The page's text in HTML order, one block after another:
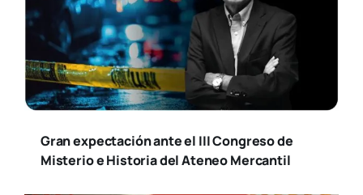
Gran expectación ante el III Congreso de
Misterio e Historia del Ateneo Mercantil